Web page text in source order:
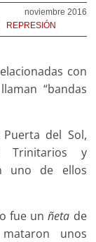
noviembre 2016
REPRESIÓN
con
“bandas
del Sol,
Trinitarios y
uno de ellos
fue unñeta de
unos